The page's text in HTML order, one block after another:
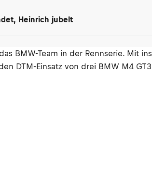
Heinrich jubelt
BMW-Team in der Rennserie. Mit
DTM-Einsatz von drei BMW M4